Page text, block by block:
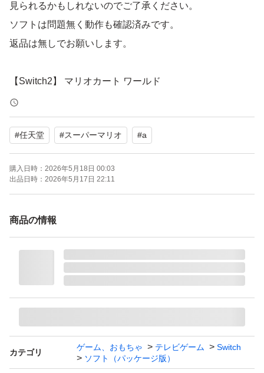
見られるかもしれないのでご了承ください。
ソフトは問題無く動作も確認済みです。
返品は無しでお願いします。
【Switch2】 マリオカート ワールド
ブランド：任天堂 スーパーマリオ
ゲームジャンル：レース
ソフトウェア対象年齢：全年齢対象
パッケージ種類：通常版
オンライン：オンライン対応
プレイモード：TVモード対応 テーブルモード対応 携帯モ
ード対応
#任天堂 #スーパーマリオ #a
購入日時： 2026年5月18日 00:03
出品日時： 2026年5月17日 22:11
商品の情報
カテゴリ
ゲーム、おもちゃ テレビゲーム
Switch
ソフト（パッケージ版）